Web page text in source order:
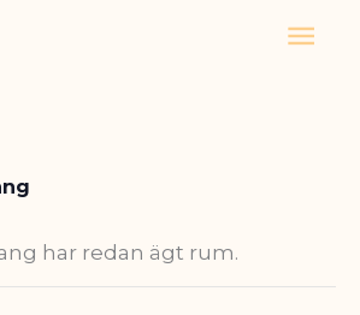
har redan ägt rum.